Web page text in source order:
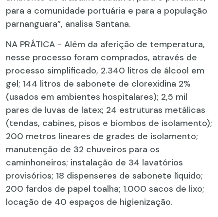
para a comunidade portuária e para a população
parnanguara”, analisa Santana.
NA PRÁTICA - Além da aferição de temperatura,
nesse processo foram comprados, através de
processo simplificado, 2.340 litros de álcool em
gel; 144 litros de sabonete de clorexidina 2%
(usados em ambientes hospitalares); 2,5 mil
pares de luvas de latex; 24 estruturas metálicas
(tendas, cabines, pisos e biombos de isolamento);
200 metros lineares de grades de isolamento;
manutenção de 32 chuveiros para os
caminhoneiros; instalação de 34 lavatórios
provisórios; 18 dispenseres de sabonete líquido;
200 fardos de papel toalha; 1.000 sacos de lixo;
locação de 40 espaços de higienização.